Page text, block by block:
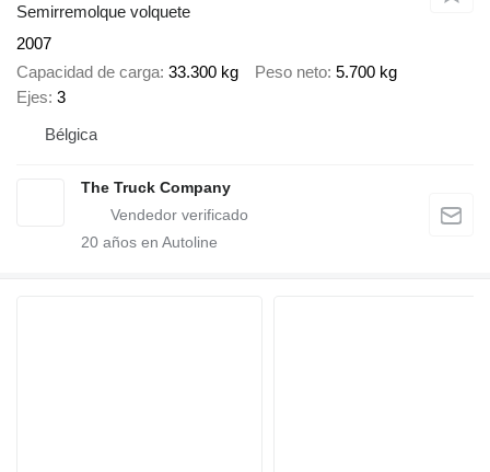
Semirremolque volquete
2007
Capacidad de carga 33.300 kg Peso neto 5.700 kg
Ejes 3
Bélgica
The Truck Company
20 años en Autoline